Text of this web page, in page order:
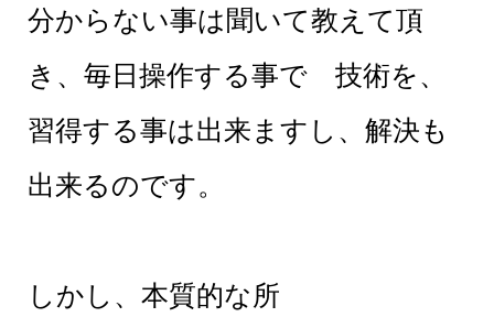
分からない事は聞いて教えて頂
き、毎日操作する事で 技術を、
習得する事は出来ますし、解決も
出来るのです。
しかし、本質的な所